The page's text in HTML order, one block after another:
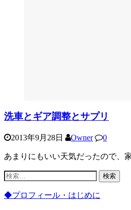
洗車とギア調整とサプリ
2013年9月28日 Owner 0
あまりにもいい天気だったので、
検
◆プロフィール・はじめに